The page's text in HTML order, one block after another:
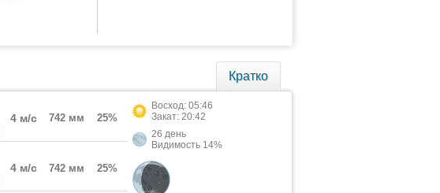
Кратко
4 м/с 742 мм 25%
4 м/с 742 мм 25%
Восход: 05:46
Закат: 20:42
26 день
Видимость 14%